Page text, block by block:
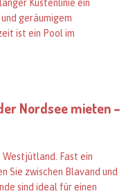
Küstenlinie ein
geräumigem
ist ein Pool im
Nordsee mieten –
Fast ein
Sie zwischen Blavand und
sind ideal für einen